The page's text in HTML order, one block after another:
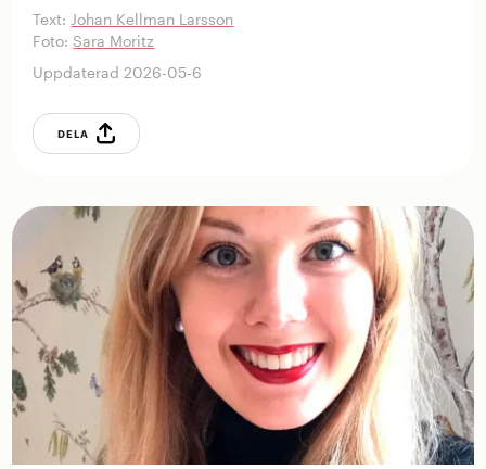
Text: Johan Kellman Larsson
Foto: Sara Moritz
Uppdaterad 2026-05-6
DELA